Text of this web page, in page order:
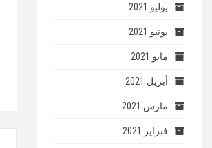
يوليو 2021
يونيو 2021
مايو 2021
أبريل 2021
مارس 2021
فبراير 2021